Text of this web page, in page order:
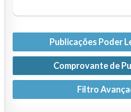
Publicações Poder
Comprovante de